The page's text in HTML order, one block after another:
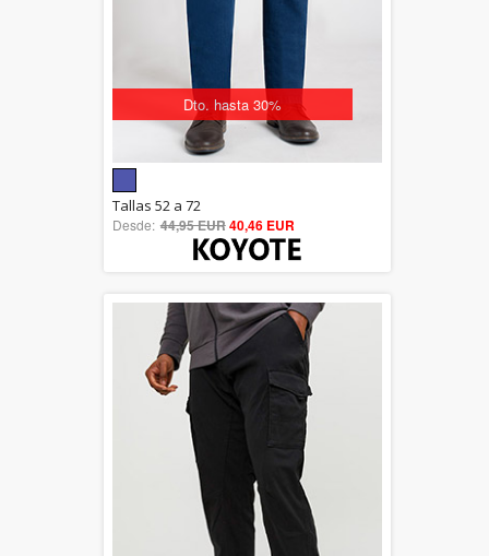
Dto. hasta 30%
out of 5
Tallas 52 a 72
Desde: 44,95 EUR40,46 EUR